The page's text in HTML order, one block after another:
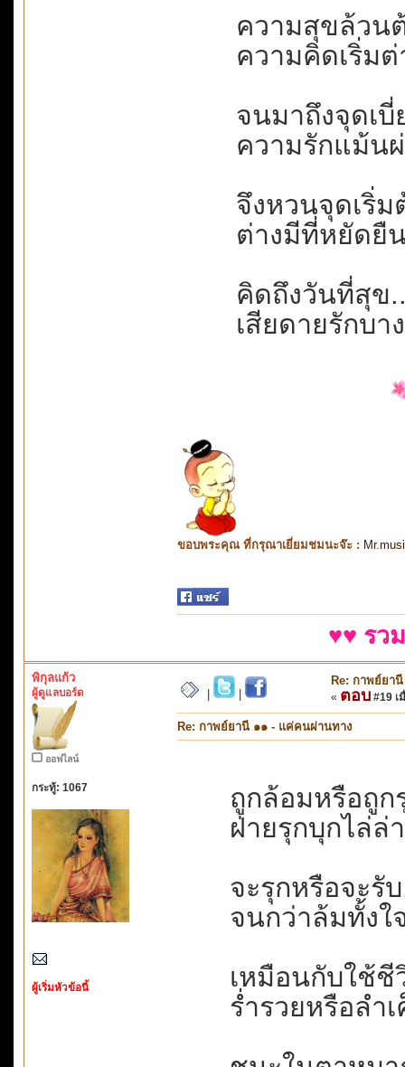
ความสุขล้วน
ความคิดเริ่ม
จนมาถึงจุดเ
ความรักแม้น
จึงหวนจุดเริ่
ต่างมีที่หยัดยื
คิดถึงวันที่สุข
เสียดายรักบ
ขอบพระคุณ ที่กรุณาเยี่ยมชมนะจ๊ะ :
♥♥ รว
พิกุลแก้ว
ผู้ดูแลบอร์ด
ออฟไลน์
กระทู้: 1067
ผู้เริ่มหัวข้อนี้
Re: กาพย์ยา
« ตอบ #19 เ
Re: กาพย์ยานี ๑๑ - แค่คนผ่านทาง
ถูกล้อมหรือถูก
ฝ่ายรุกบุกไล่ล่
จะรุกหรือจะรั
จนกว่าล้มทั้งใ
เหมือนกับใช้ชี
ร่ำรวยหรือลำ